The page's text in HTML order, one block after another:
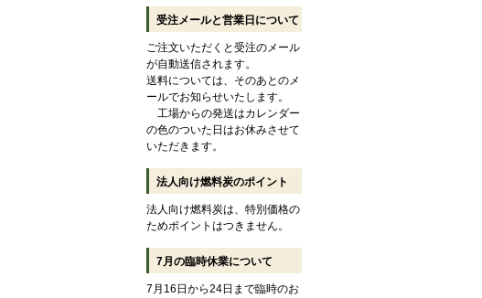
受注メールと営業日について
ご注文いただくと受注のメール
が自動送信されます。
送料については、そのあとのメ
ールでお知らせいたします。
工場からの発送はカレンダー
の色のついた日はお休みさせて
いただきます。
法人向け燃料炭のポイント
法人向け燃料炭は、特別価格の
ためポイントはつきません。
7月の臨時休業について
7月16日から24日まで臨時のお